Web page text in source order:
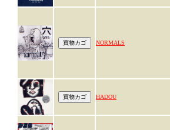
NORMALS
HADOU